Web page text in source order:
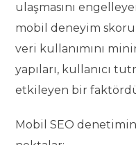
ulaşmasını
mobil deneyim
veri kullanımını
yapıları, kullanıcı
etkileyen bir
Mobil SEO